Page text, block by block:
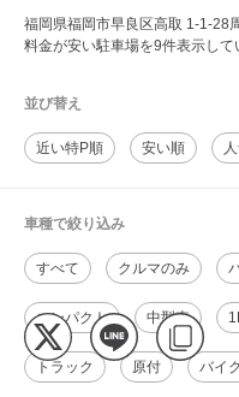
福岡県福岡市早良区高取 1-1-28
料金が安い駐車場を9件表示して
並び替え
近い特P順 安い順
車種で絞り込み
すべて クルマのみ
コンパクト 中型車
トラック 原付 バイク